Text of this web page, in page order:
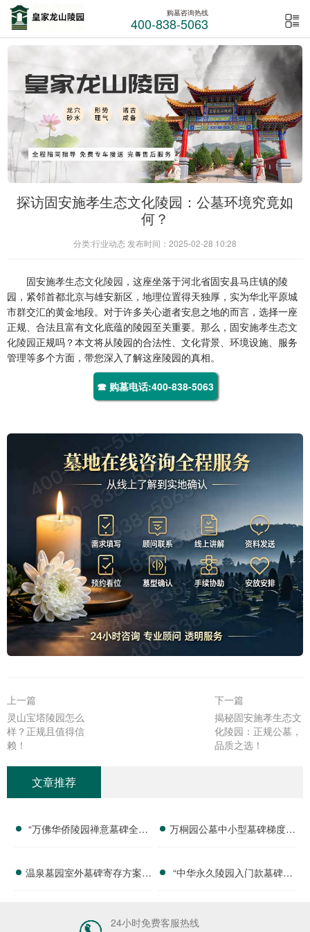
购墓咨询热线
400-838-5063
探访固安施孝生态文化陵园：公墓环境究竟如
何？
分类:行业动态 发布时间：2025-02-28 10:28
固安施孝生态文化陵园 ，这座坐落于河北省固安县马庄镇的陵
园，紧邻首都北京与雄安新区，地理位置得天独厚，实为华北平原城
市群交汇的黄金地段。对于许多关心逝者安息之地的而言，选择一座
正规、合法且富有文化底蕴的陵园至关重要。那么，固安施孝生态文
化陵园正规吗？本文将从陵园的合法性、文化背景、环境设施、服务
管理等多个方面，带您深入了解这座陵园的真相。
☎ 购墓电话:400-838-5063
上一篇
灵山宝塔陵园怎么
样？正规且值得信
赖！
下一篇
揭秘固安施孝生态文
化陵园：正规公墓，
品质之选！
文章推荐
“万佛华侨陵园禅意墓碑全套
详解与优惠分析”
万桐园公墓中小型墓碑梯度报
解
温泉墓园室外墓碑寄存方案：
“中华永久陵园入门款墓碑亲
折：超值优惠与便捷选择的完
24小时免费客服热线